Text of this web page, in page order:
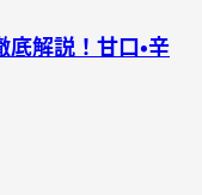
解説！甘口・辛